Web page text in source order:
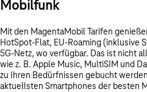
Mobilfunk
Mit den MagentaMobil Tarifen
HotSpot-Flat, EU-Roaming (inklusive
5G-Netz, wo verfügbar. Das ist nicht
wie z. B. Apple Music, MultiSIM und
zu Ihren Bedürfnissen gebucht
aktuellsten Smartphones der besten